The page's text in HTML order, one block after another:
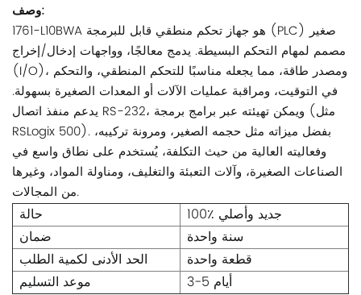
وصف:
1761-L10BWA هو جهاز تحكم منطقي قابل للبرمجة (PLC) صغير
مصمم لمهام التحكم البسيطة. يدمج معالجًا، وواجهات إدخال/إخراج
(I/O)، ومصدر طاقة، مما يجعله مناسبًا للتحكم المنطقي، والتحكم
في التوقيت، ومراقبة عمليات الآلات أو المعدات الصغيرة بسهولة.
يدعم منفذ اتصال RS-232، ويمكن تهيئته عبر برامج برمجة (مثل
RSLogix 500). بفضل ميزاته مثل حجمه الصغير، ومرونة تركيبه،
وفعاليته العالية من حيث التكلفة، يُستخدم على نطاق واسع في
الصناعات الصغيرة، وآلات التعبئة والتغليف، ومناولة المواد، وغيرها
من المجالات.
حالة
100٪ جديد وأصلي
ضمان
سنة واحدة
الحد الأدنى لكمية الطلب
قطعة واحدة
موعد التسليم
3-5 أيام